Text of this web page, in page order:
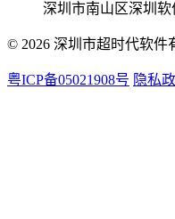
深圳市南山区深圳软
© 2026 深圳市超时代软件
粤ICP备05021908号 隐私